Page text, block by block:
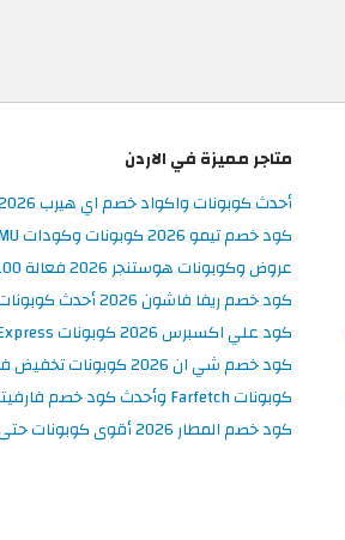
متاجر مميزة في الاردن
أحدث كوبونات واكواد خصم اي هيرب 2026 حتى 25% في iHerb الأردن
كود خصم تيمو 2026 كوبونات وكودات TEMU حتى 90% على الطلبات
عروض وكوبونات هوستنجر 2026 فعالة 100% في Hostinger الأردن
كود خصم ريفا فاشون 2026 أحدث كوبونات Riva الأردن حتى 50%
كود علي اكسبرس 2026 كوبونات AliExpress محدثة وفعالة حتى 50%
كود خصم شي ان 2026 كوبونات تخفيض فعالة 100% في SHEIN الأردن
كوبونات Farfetch وأحدث كود خصم فارفيتش 2026
كود خصم المطار 2026 أقوى كوبونات حتى 10% في تطبيق Almatar